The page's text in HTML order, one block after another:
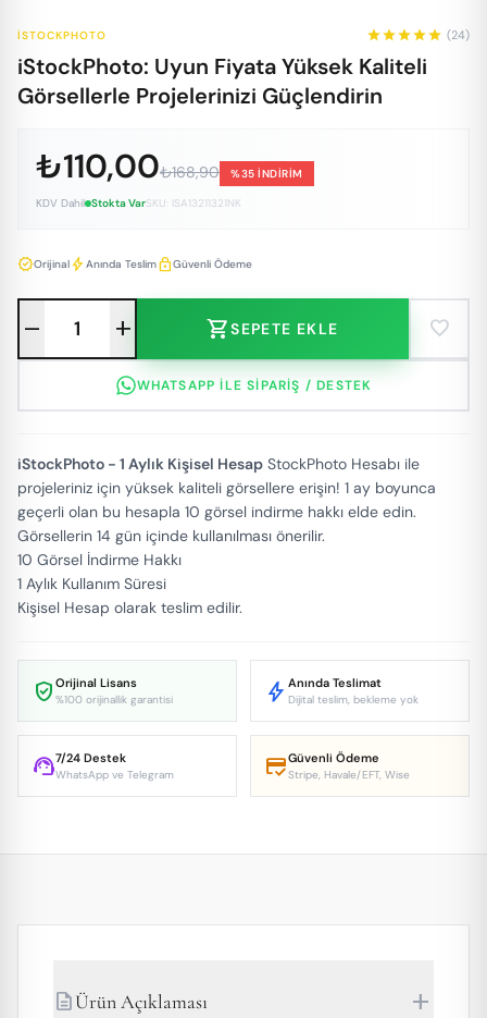
ISTOCKPHOTO starstarstarstarstar (24)
iStockPhoto: Uyun Fiyata Yüksek Kaliteli
Görsellerle Projelerinizi Güçlendirin
₺110,00₺168,90 %35 İNDİRİM
KDV Dahil Stokta VarSKU: ISA13211321NK
verifiedOrijinal boltAnında TeslimlockGüvenli Ödeme
remove add shopping_cartSEPETE EKLE favorite
WHATSAPP ILE SIPARIŞ / DESTEK
iStockPhoto - 1 Aylık Kişisel Hesap StockPhoto Hesabı ile
projeleriniz için yüksek kaliteli görsellere erişin! 1 ay boyunca
geçerli olan bu hesapla 10 görsel indirme hakkı elde edin.
Görsellerin 14 gün içinde kullanılması önerilir.
10 Görsel İndirme Hakkı
1 Aylık Kullanım Süresi
Kişisel Hesap olarak teslim edilir.
verified_user Orijinal Lisans
%100 orijinallik garantisi bolt Anında Teslimat
Dijital teslim, bekleme yok
support_agent7/24 Destek
WhatsApp ve Telegram credit_scoreGüvenli Ödeme
Stripe, Havale/EFT, Wise
descriptionÜrün Açıklaması add